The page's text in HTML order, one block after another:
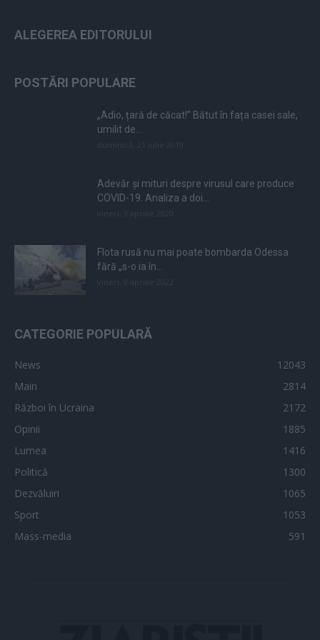
ALEGEREA EDITORULUI
POSTĂRI POPULARE
„Adio, țară de căcat!” Bătut în fața casei sale,
umilit de...
Adevăr și mituri despre virusul care produce
COVID-19. Analiza a doi...
Flota rusă nu mai poate bombarda Odessa
fără „s-o ia în...
CATEGORIE POPULARĂ
News
12043
Main
2814
Război în Ucraina
2172
Opinii
1885
Lumea
1416
Politică
1300
Dezvăluiri
1065
Sport
1053
Mass-media
591